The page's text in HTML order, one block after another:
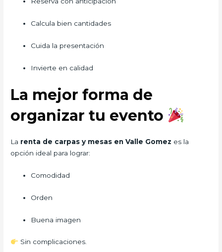
Calcula bien cantidades
Cuida la presentación
Invierte en calidad
La mejor forma de
organizar tu evento
La renta de carpas y mesas en Valle Gomez es la
opción ideal para lograr:
Comodidad
Orden
Buena imagen
Sin complicaciones.